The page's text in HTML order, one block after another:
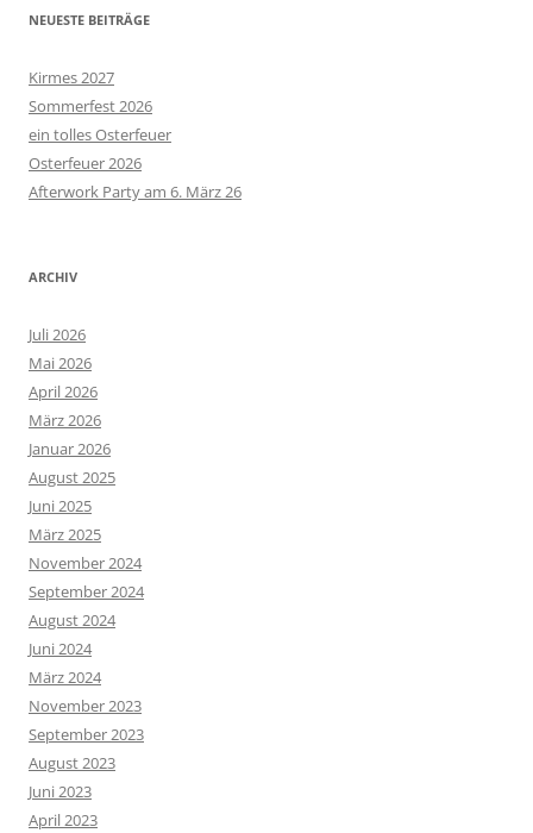
NEUESTE BEITRÄGE
Kirmes 2027
Sommerfest 2026
ein tolles Osterfeuer
Osterfeuer 2026
Afterwork Party am 6. März 26
ARCHIV
Juli 2026
Mai 2026
April 2026
März 2026
Januar 2026
August 2025
Juni 2025
März 2025
November 2024
September 2024
August 2024
Juni 2024
März 2024
November 2023
September 2023
August 2023
Juni 2023
April 2023